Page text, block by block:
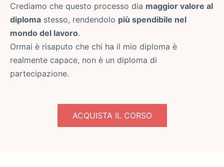
Crediamo che questo processo dia maggior valore al
diploma stesso, rendendolo più spendibile nel
mondo del lavoro.
Ormai è risaputo che chi ha il mio diploma è
realmente capace, non è un diploma di
partecipazione.
ACQUISTA IL CORSO